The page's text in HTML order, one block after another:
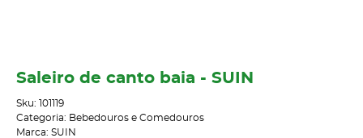
Saleiro de canto baia - SUIN
Sku: 101119
Categoria: Bebedouros e Comedouros
Marca: SUIN